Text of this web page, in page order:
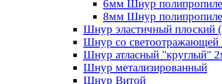
6мм Шнур
8мм Шнур
Шнур эластичный плоский
Шнур со светоотражающей
Шнур атласный "круглый"
Шнур метализированный
Шнур Витой